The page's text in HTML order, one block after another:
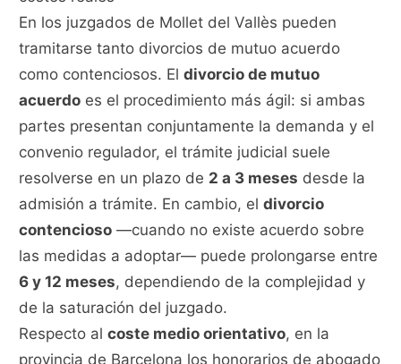
En los juzgados de Mollet del Vallès pueden
tramitarse tanto divorcios de mutuo acuerdo
como contenciosos. Eldivorcio de mutuo
acuerdo es el procedimiento más ágil: si ambas
partes presentan conjuntamente la demanda y el
convenio regulador, el trámite judicial suele
resolverse en un plazo de 2 a 3 meses desde la
admisión a trámite. En cambio, eldivorcio
contencioso —cuando no existe acuerdo sobre
las medidas a adoptar— puede prolongarse entre
6 y 12 meses, dependiendo de la complejidad y
de la saturación del juzgado.
Respecto alcoste medio orientativo, en la
provincia de Barcelona los honorarios de abogado